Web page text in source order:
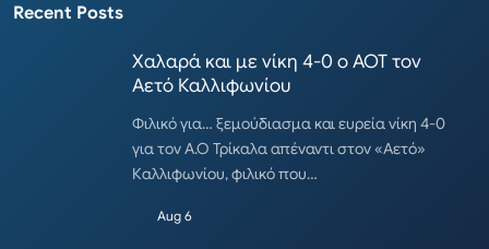
Recent Posts
Χαλαρά και με νίκη 4-0 ο ΑΟΤ τον
Αετό Καλλιφωνίου
Φιλικό για… ξεμούδιασμα και ευρεία νίκη 4-0
για τον Α.Ο Τρίκαλα απέναντι στον «Αετό»
Καλλιφωνίου, φιλικό που…
Aug 6